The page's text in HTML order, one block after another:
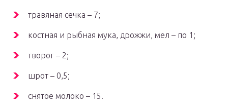
травяная сечка – 7;
костная и рыбная мука, дрожжи, мел – по 1;
творог – 2;
шрот – 0,5;
снятое молоко – 15.